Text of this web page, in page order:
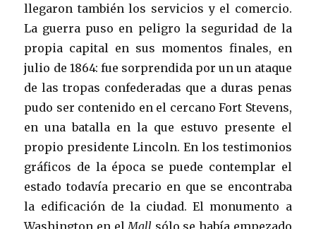
llegaron también los servicios y el comercio.
La guerra puso en peligro la seguridad de la
propia capital en sus momentos finales, en
julio de 1864: fue sorprendida por un un ataque
de las tropas confederadas que a duras penas
pudo ser contenido en el cercano Fort Stevens,
en una batalla en la que estuvo presente el
propio presidente Lincoln. En los testimonios
gráficos de la época se puede contemplar el
estado todavía precario en que se encontraba
la edificación de la ciudad. El monumento a
Washington en el Mall sólo se había empezado